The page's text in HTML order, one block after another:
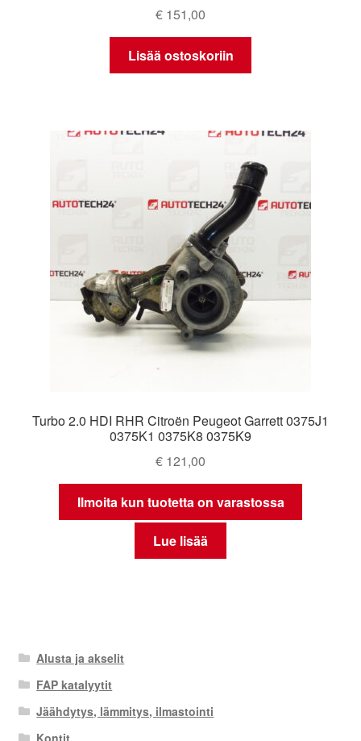
€ 151,00
Lisää ostoskoriin
Turbo 2.0 HDI RHR Citroën Peugeot Garrett 0375J1
0375K1 0375K8 0375K9
€ 121,00
Ilmoita kun tuotetta on varastossa
Lue lisää
Alusta ja akselit
FAP katalyytit
Jäähdytys, lämmitys, ilmastointi
Kontit